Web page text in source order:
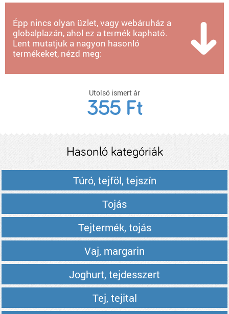
Épp nincs olyan üzlet, vagy webáruház a
globalplazán, ahol ez a termék kapható.
Lent mutatjuk a nagyon hasonló
termékeket, nézd meg:
Utolsó ismert ár
355 Ft
Hasonló kategóriák
Túró, tejföl, tejszín
Tojás
Tejtermék, tojás
Vaj, margarin
Joghurt, tejdesszert
Tej, tejital